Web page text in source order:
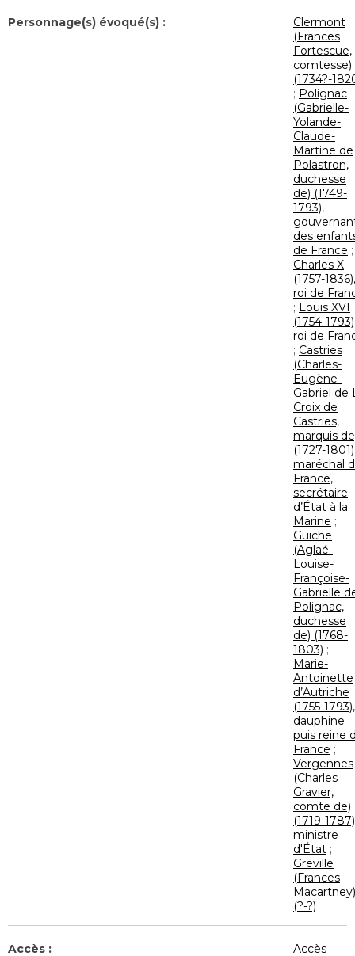
Personnage(s) évoqué(s) :
Clermont
(Frances
Fortescue,
comtesse)
(1734?-
; Polignac
(Gabrielle-
Yolande-
Claude-
Martine de
Polastron,
duchesse
de) (1749-
1793),
des
de France ;
Charles X
(1757-1836),
roi de
; Louis XVI
(1754-
roi de
; Castries
(Charles-
Eugène-
Gabriel de
Croix de
Castries,
marquis
(1727-
maréchal
France,
secrétaire
d’État à la
Marine ;
Guiche
(Aglaé-
Louise-
Françoise-
Gabrielle
Polignac,
duchesse
de) (1768-
1803) ;
Marie-
Antoinette
d’Autriche
(1755-1793),
dauphine
puis reine
France ;
Vergennes
(Charles
Gravier,
comte de)
(1719-
ministre
d'État ;
Greville
(Frances
Macartney)
(?-?)
Accès : Accès